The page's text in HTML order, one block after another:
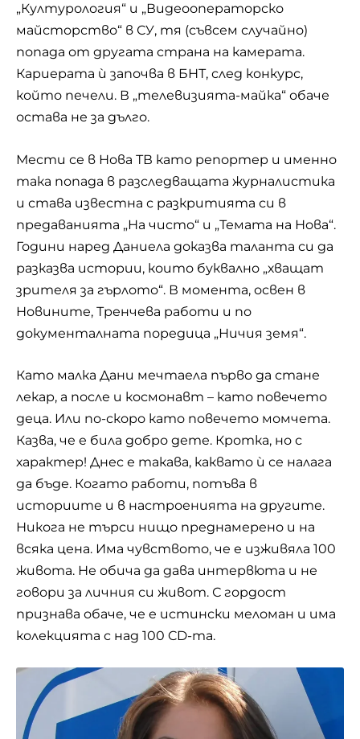
„Културология“ и „Видеооператорско
майсторство“ в СУ, тя (съвсем случайно)
попада от другата страна на камерата.
Кариерата ѝ започва в БНТ, след конкурс,
който печели. В „телевизията-майка“ обаче
остава не за дълго.
Мести се в Нова ТВ като репортер и именно
така попада в разследващата журналистика
и става известна с разкритията си в
предаванията „На чисто“ и „Темата на Нова“.
Години наред Даниела доказва таланта си да
разказва истории, които буквално „хващат
зрителя за гърлото“. В момента, освен в
Новините, Тренчева работи и по
документалната поредица „Ничия земя“.
Като малка Дани мечтаела първо да стане
лекар, а после и космонавт – като повечето
деца. Или по-скоро като повечето момчета.
Казва, че е била добро дете. Кротка, но с
характер! Днес е такава, каквато ѝ се налага
да бъде. Когато работи, потъва в
историите и в настроенията на другите.
Никога не търси нищо преднамерено и на
всяка цена. Има чувството, че е изживяла 100
живота. Не обича да дава интервюта и не
говори за личния си живот. С гордост
признава обаче, че е истински меломан и има
колекцията с над 100 CD-та.